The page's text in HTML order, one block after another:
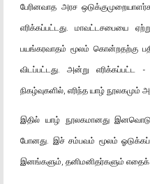
பேரினவாத அரச
எரிக்கப்பட்டது. மாவட்டசபையை
பயங்கரவாதம் மூலம் கொன்றதற்கு
விடப்பட்டது. அன்று
நிகழ்வுகளில், எரிந்த யாழ் நூலகமும்
இதில் யாழ் நூலகமானது
போனது. இச் சம்பவம் மூலம்
இனங்களும், தனிமனிதர்களும்